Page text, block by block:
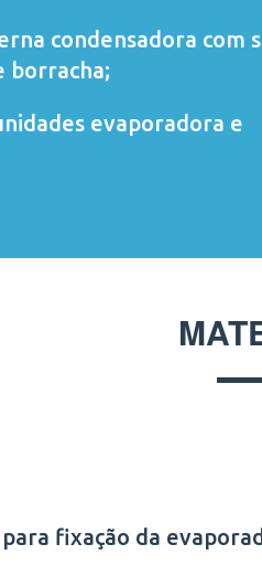
condensadora com
borracha;
evaporadora e
fixação da